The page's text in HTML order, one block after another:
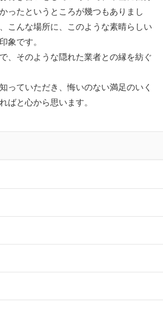
ったというところが幾つもありまし
こんな場所に、このような素晴らしい
象です。
、そのような隠れた業者との縁を紡ぐ
っていただき、悔いのない満足のいく
ばと心から思います。